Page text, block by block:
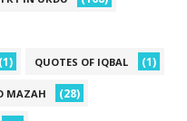
(1) QUOTES OF IQBAL (1)
MAZAH (28)